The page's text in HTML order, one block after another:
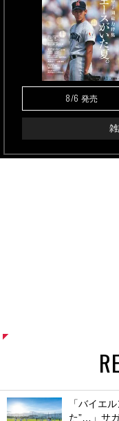
8/6 発売
「バイエ
た”…」サ